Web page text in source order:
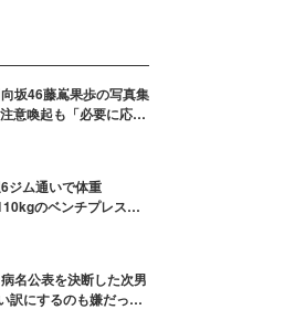
えて本音で女子会トー
お出かけを快適に過ご
、2人が感動した夏の
識にも迫りました。
坂46藤嶌果歩の写真集
意喚起も「必要に応じ
ジム通いで体重
のベンチプレス持
響
名公表を決断した次男
訳にするのも嫌だっ